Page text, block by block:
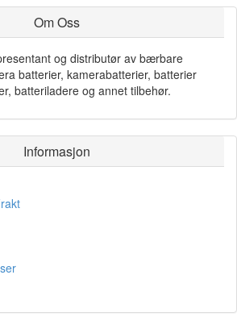
Om Oss
og distributør av bærbare
batterier, kamerabatterier, batterier
batteriladere og annet tilbehør.
Informasjon